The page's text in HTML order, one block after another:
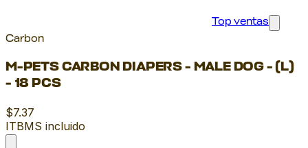
Top ventas
Carbon
M-PETS CARBON DIAPERS - MALE DOG - (L)
- 18 PCS
$7.37
ITBMS incluido